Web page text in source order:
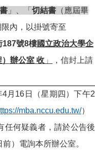
」、「 切結書 （應屆畢
內，以掛號寄至
187號8樓國立政治大學企
辦公室 收 」
，信封上請
月16日（星期四）下午2
mba.nccu.edu.tw/）
任何疑義者，請於公告後
）電詢本所辦公室。